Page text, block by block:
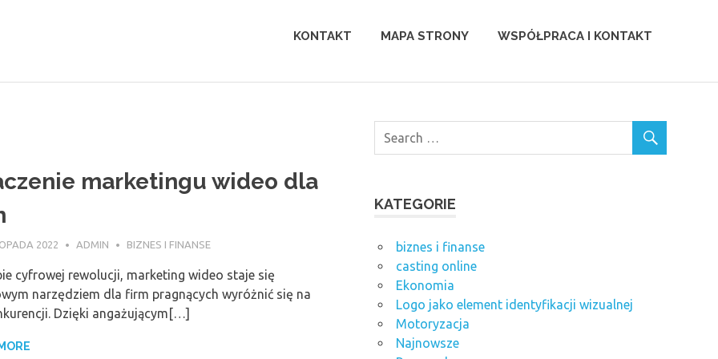
perfecta
KONTAKT MAPA STRONY WSPÓŁPRACA I KONTAKT
marketingu wideo dla
2022 ADMIN BIZNES I FINANSE
cyfrowej rewolucji, marketing wideo staje się
narzędziem dla firm pragnących wyróżnić się na
Dzięki angażującym[…]
KATEGORIE
biznes i finanse
casting online
Ekonomia
Logo jako element identyfikacji wizualnej
Motoryzacja
Najnowsze